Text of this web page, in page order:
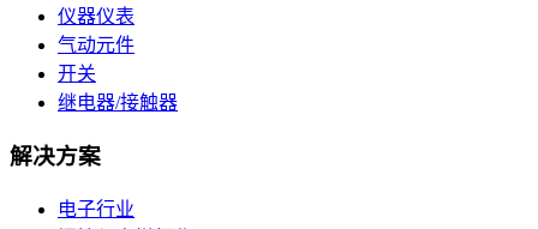
仪器仪表
气动元件
开关
继电器/接触器
解决方案
电子行业